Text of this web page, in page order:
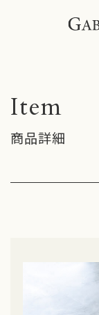
ギャッベア
ペルシャ絨毯
Item
商品詳細